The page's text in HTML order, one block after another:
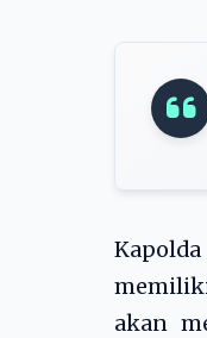
akan